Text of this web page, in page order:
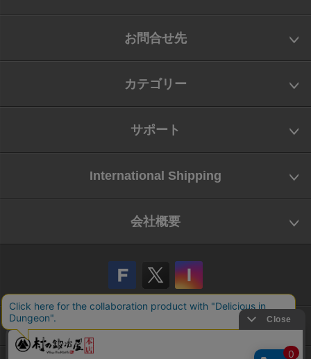
お問合せ先
カテゴリー
サポート
International Shipping
会社概要
会社概要